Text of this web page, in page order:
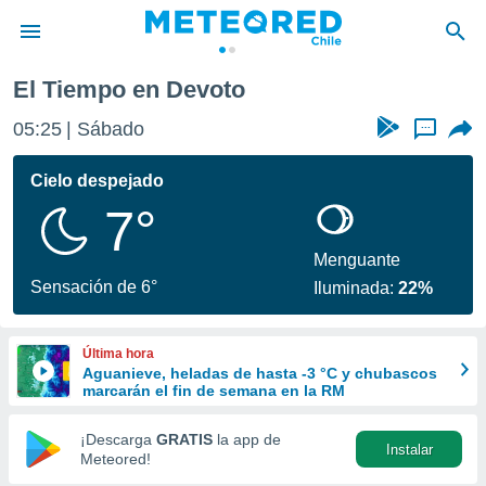
de
por
se
calidad.
a este
las
y
forma
digital
basada
El Tiempo en Devoto
05:25 Sábado ...
Cielo despejado
7°
Sensación de 6°
Menguante
Iluminada:22%
Última hora
Aguanieve, heladas de hasta -3 °C y chubascos
marcarán el fin de semana en la RM
¡Descarga GRATIS la app de
Meteored!
Instalar